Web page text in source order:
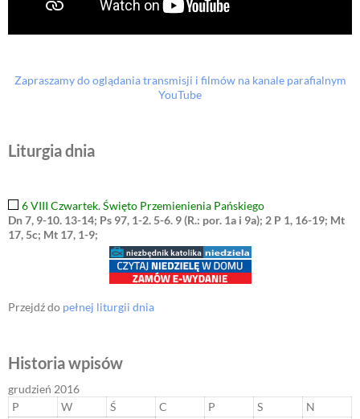
Zapraszamy do oglądania transmisji i filmów na kanale parafialnym
YouTube
Liturgia dnia
6 VIII Czwartek. Święto Przemienienia Pańskiego
Dn 7, 9-10. 13-14; Ps 97, 1-2. 5-6. 9 (R.: por. 1a i 9a); 2 P 1, 16-19; Mt
17, 5c; Mt 17, 1-9;
Przejdź do pełnej liturgii dnia
Historia wpisów
grudzień 2016
P
W Ś C P S
N